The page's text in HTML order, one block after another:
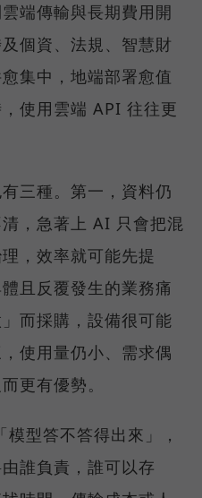
端傳輸與長期費用開
個資、法規、智慧財
集中，地端部署愈值
使用雲端 API 往往更
三種。第一，資料仍
，急著上 AI 只會把混
，效率就可能先提
且反覆發生的業務痛
而採購，設備很可能
使用量仍小、需求偶
更有優勢。
型答不答得出來」，
誰負責，誰可以存